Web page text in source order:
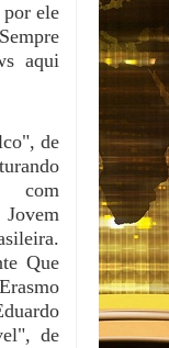
ele
aqui
de
com
Que
de